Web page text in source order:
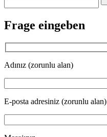
Frage eingeben
Adınız (zorunlu alan)
E-posta adresiniz (zorunlu alan)